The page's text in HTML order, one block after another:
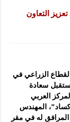
التعاون
الزراعي في
سعادة
العربي
المهندس
له في مقر